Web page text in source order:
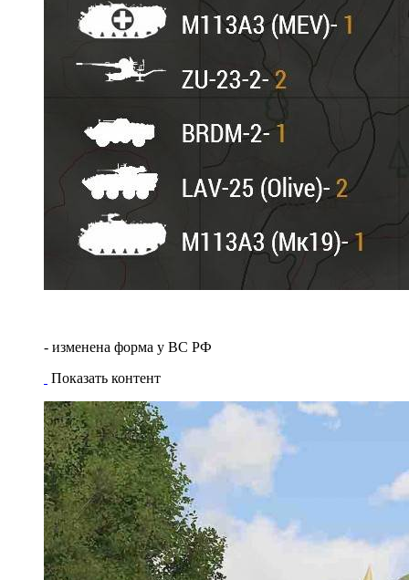
- изменена форма у ВС РФ
Показать контент